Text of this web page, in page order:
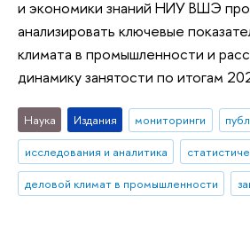
и экономики знаний НИУ ВШЭ
анализировать ключевые
климата в промышленности и
динамику занятости по итогам
Наука Издания мониторинги
исследования и аналитика
деловой климат в промышленности